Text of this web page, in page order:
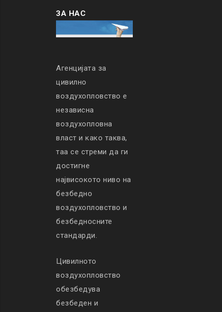
ЗА НАС
Агенцијата за
цивилно
воздухопловство е
независна
воздухопловна
власт и како таква,
таа се стреми да ги
достигне
највисокото ниво на
безбедно
воздухопловство и
безбедносните
стандарди.
Цивилното
воздухопловство
обезбедува
безбеден и